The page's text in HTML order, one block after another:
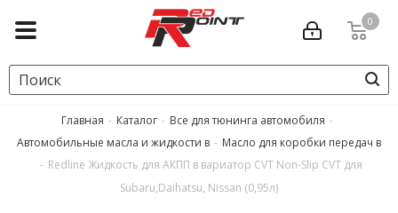
0
Главная - Каталог - Все для тюнинга автомобиля -
Автомобильные масла и жидкости в - Масло для коробки передач в
- Redline Жидкость для АКПП в вариатор CVT Non-Slip CVT для
Subaru,Daihatsu, Nissan (0,95л)